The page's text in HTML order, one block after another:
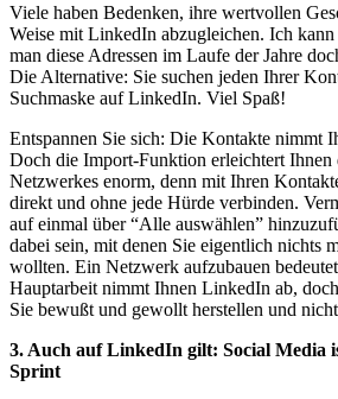
Viele haben Bedenken, ihre wertvollen
Weise mit LinkedIn abzugleichen. Ich kann
man diese Adressen im Laufe der Jahre
Die Alternative: Sie suchen jeden Ihrer
Suchmaske auf LinkedIn. Viel Spaß!
Entspannen Sie sich: Die Kontakte nimmt
Doch die Import-Funktion erleichtert Ihnen
Netzwerkes enorm, denn mit Ihren
direkt und ohne jede Hürde verbinden.
auf einmal über “Alle auswählen”
dabei sein, mit denen Sie eigentlich nichts
wollten. Ein Netzwerk aufzubauen
Hauptarbeit nimmt Ihnen LinkedIn ab,
Sie bewußt und gewollt herstellen und
3. Auch auf LinkedIn gilt: Social Media
Sprint